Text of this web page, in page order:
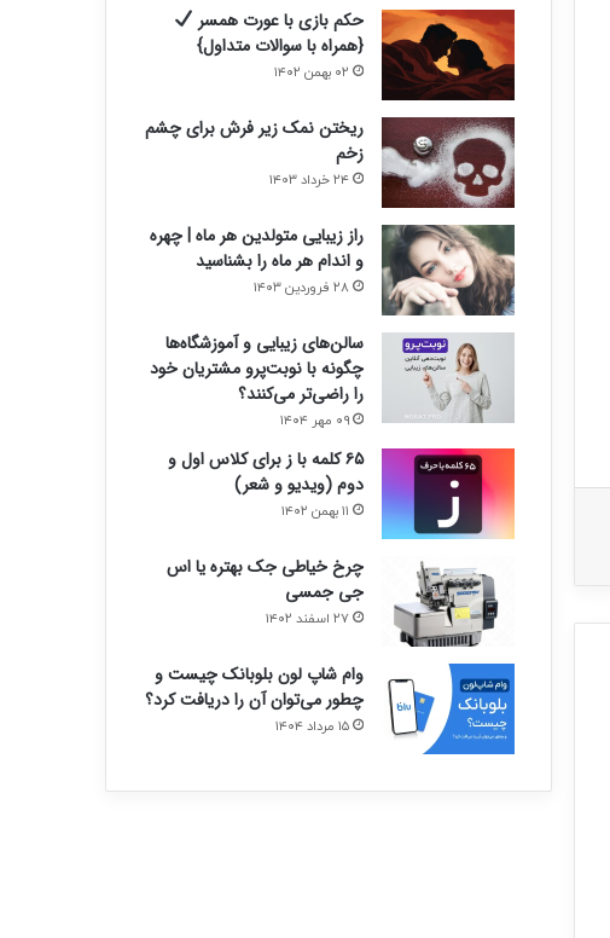
حکم بازی با عورت همسر
{همراه با سوالات متداول}
۰۲ بهمن ۱۴۰۲
ریختن نمک زیر فرش برای چشم
زخم
۲۴ خرداد ۱۴۰۳
راز زیبایی متولدین هر ماه | چهره
و اندام هر ماه را بشناسید
۲۸ فروردین ۱۴۰۳
سالن‌های زیبایی و آموزشگاه‌ها
چگونه با نوبت‌پرو مشتریان خود
را راضی‌تر می‌کنند؟
۰۹ مهر ۱۴۰۴
۶۵ کلمه با ز برای کلاس اول و
دوم (ویدیو و شعر)
۱۱ بهمن ۱۴۰۲
چرخ خیاطی جک بهتره یا اس
جی جمسی
۲۷ اسفند ۱۴۰۲
وام شاپ لون بلوبانک چیست و
چطور می‌توان آن را دریافت کرد؟
۱۵ مرداد ۱۴۰۴